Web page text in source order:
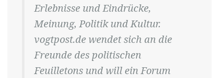
Erlebnisse und Eindrücke,
Meinung, Politik und Kultur.
vogtpost.de wendet sich an die
Freunde des politischen
Feuilletons und will ein Forum